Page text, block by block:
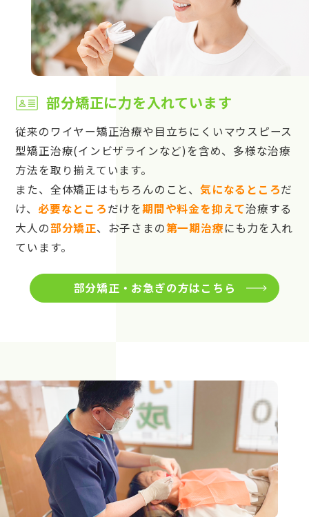
部分矯正に力を入れています
従来のワイヤー矯正治療や目立ちにくいマウスピース
型矯正治療(インビザラインなど)を含め、多様な治療
方法を取り揃えています。
また、全体矯正はもちろんのこと、 気になるところだ
け、 必要なところだけを期間や料金を抑えて治療する
大人の部分矯正、お子さまの第一期治療にも力を入れ
ています。
部分矯正・お急ぎの方はこちら